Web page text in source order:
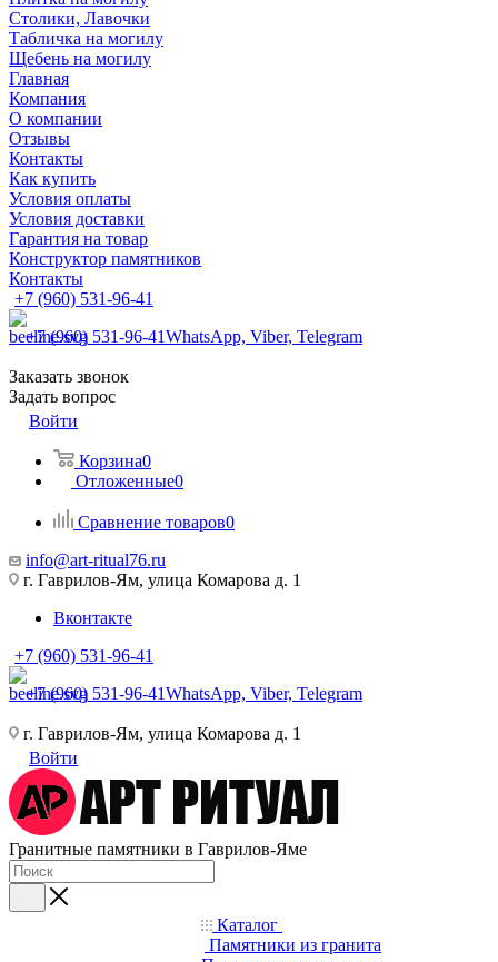
Столики, Лавочки
Табличка на могилу
Щебень на могилу
Главная
Компания
О компании
Отзывы
Контакты
Как купить
Условия оплаты
Условия доставки
Гарантия на товар
Конструктор памятников
Контакты
+7 (960) 531-96-41
+7 (960) 531-96-41WhatsApp, Viber, Telegram
Заказать звонок
Задать вопрос
Войти
Корзина0
Отложенные0
Сравнение товаров0
info@art-ritual76.ru
г. Гаврилов-Ям, улица Комарова д. 1
Вконтакте
+7 (960) 531-96-41
+7 (960) 531-96-41WhatsApp, Viber, Telegram
г. Гаврилов-Ям, улица Комарова д. 1
Войти
Гранитные памятники в Гаврилов-Яме
Каталог
Памятники из гранита